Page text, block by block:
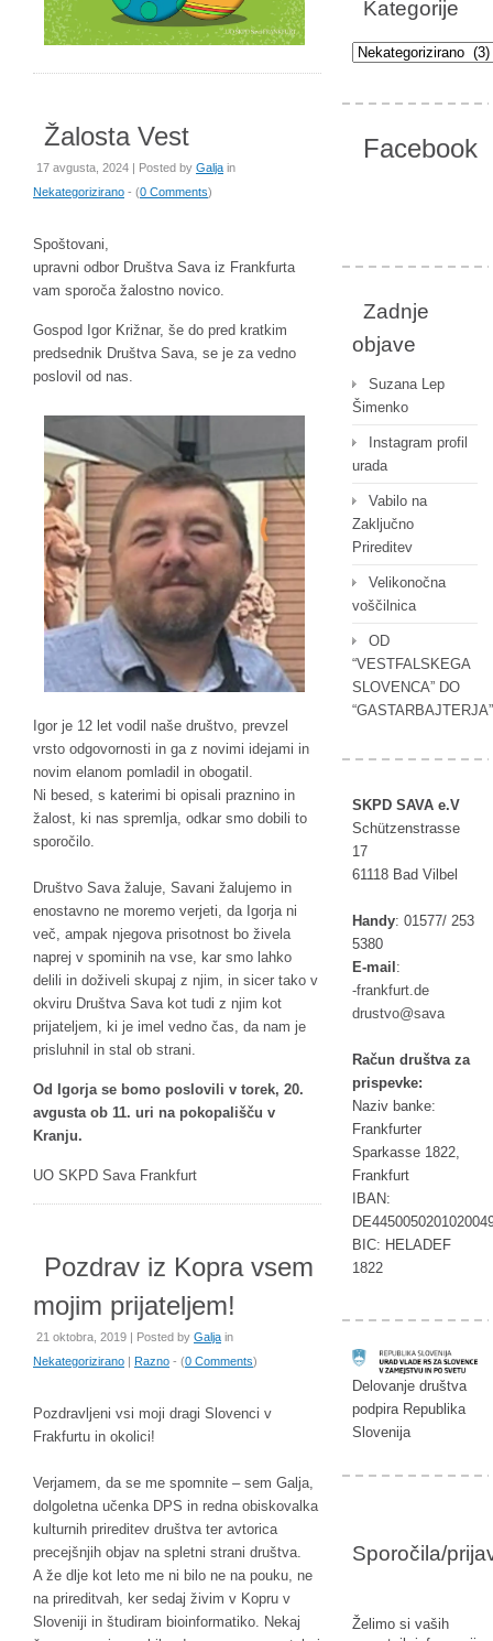
Žalosta Vest
17 avgusta, 2024 | Posted by Galja in
Nekategorizirano - (0 Comments)
Spoštovani,
upravni odbor Društva Sava iz Frankfurta
vam sporoča žalostno novico.
Gospod Igor Križnar, še do pred kratkim
predsednik Društva Sava, se je za vedno
poslovil od nas.
Igor je 12 let vodil naše društvo, prevzel
vrsto odgovornosti in ga z novimi idejami in
novim elanom pomladil in obogatil.
Ni besed, s katerimi bi opisali praznino in
žalost, ki nas spremlja, odkar smo dobili to
sporočilo.
Društvo Sava žaluje, Savani žalujemo in
enostavno ne moremo verjeti, da Igorja ni
več, ampak njegova prisotnost bo živela
naprej v spominih na vse, kar smo lahko
delili in doživeli skupaj z njim, in sicer tako v
okviru Društva Sava kot tudi z njim kot
prijateljem, ki je imel vedno čas, da nam je
prisluhnil in stal ob strani.
Od Igorja se bomo poslovili v torek, 20.
avgusta ob 11. uri na pokopališču v
Kranju.
UO SKPD Sava Frankfurt
Pozdrav iz Kopra vsem
mojim prijateljem!
21 oktobra, 2019 | Posted by Galja in
Nekategorizirano | Razno - (0 Comments)
Pozdravljeni vsi moji dragi Slovenci v
Frakfurtu in okolici!
Verjamem, da se me spomnite – sem Galja,
dolgoletna učenka DPS in redna obiskovalka
kulturnih prireditev društva ter avtorica
precejšnjih objav na spletni strani društva.
A že dlje kot leto me ni bilo ne na pouku, ne
na prireditvah, ker sedaj živim v Kopru v
Sloveniji in študiram bioinformatiko. Nekaj
Kategorije
Kategorije
Facebook
Zadnje
objave
Suzana Lep
Šimenko
Instagram profil
urada
Vabilo na
Zaključno
Prireditev
Velikonočna
voščilnica
OD
“VESTFALSKEGA
SLOVENCA” DO
“GASTARBAJTERJA”
SKPD SAVA e.V
Schützenstrasse
17
61118 Bad Vilbel
Handy: 01577/ 253
5380
E-mail :
ed.tr
ufkna
rf-
av
as@ov
tsurd
Račun društva za
prispevke:
Naziv banke:
Frankfurter
Sparkasse 1822,
Frankfurt
IBAN:
BIC: HELADEF
1822
Delovanje društva
podpira Republika
Slovenija
Sporočila/
Želimo si vaših